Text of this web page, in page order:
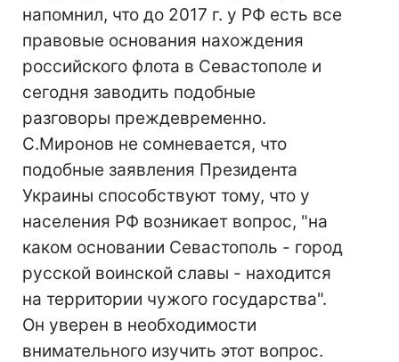
напомнил, что до 2017 г. у РФ есть все
правовые основания нахождения
российского флота в Севастополе и
сегодня заводить подобные
разговоры преждевременно.
С.Миронов не сомневается, что
подобные заявления Президента
Украины способствуют тому, что у
населения РФ возникает вопрос, "на
каком основании Севастополь - город
русской воинской славы - находится
на территории чужого государства".
Он уверен в необходимости
внимательного изучить этот вопрос.